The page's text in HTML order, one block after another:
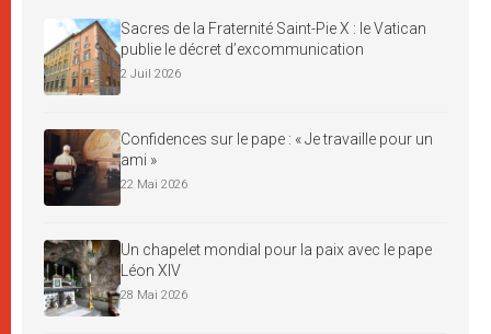
Sacres de la Fraternité Saint-Pie X : le Vatican
publie le décret d’excommunication
2 Juil 2026
Confidences sur le pape : « Je travaille pour un
ami »
22 Mai 2026
Un chapelet mondial pour la paix avec le pape
Léon XIV
28 Mai 2026